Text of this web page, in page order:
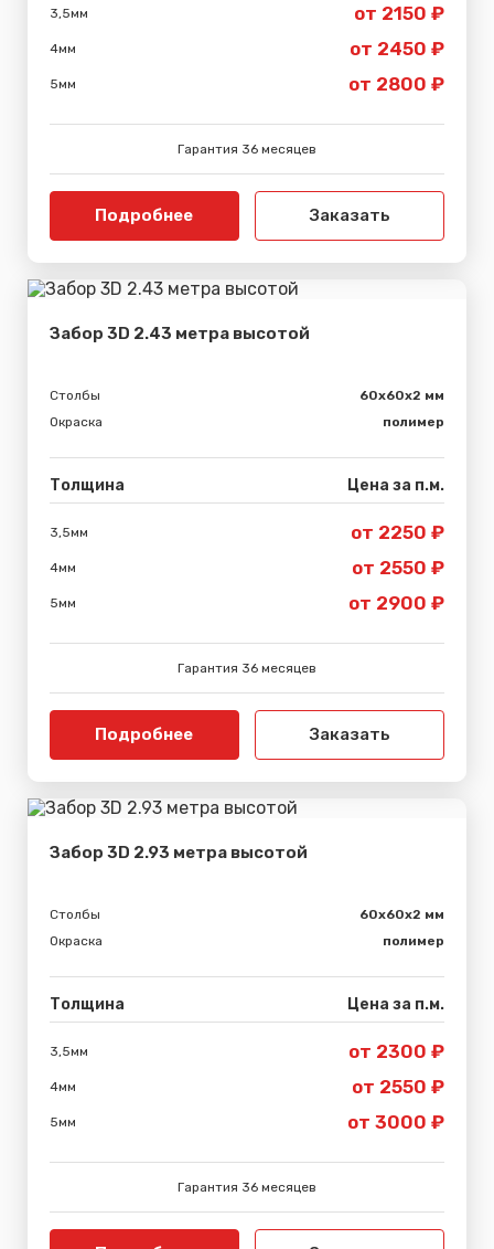
3,5мм от 2150 ₽
4мм от 2450 ₽
5мм от 2800 ₽
Гарантия 36 месяцев
Подробнее Заказать
Забор 3D 2.43 метра высотой
Столбы
60х60х2 мм
Окраска
полимер
Толщина Цена за п.м.
3,5мм от 2250 ₽
4мм от 2550 ₽
5мм от 2900 ₽
Гарантия 36 месяцев
Подробнее Заказать
Забор 3D 2.93 метра высотой
Столбы
60х60х2 мм
Окраска
полимер
Толщина Цена за п.м.
3,5мм от 2300 ₽
4мм от 2550 ₽
5мм от 3000 ₽
Гарантия 36 месяцев